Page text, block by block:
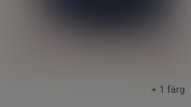
+ 1 färg